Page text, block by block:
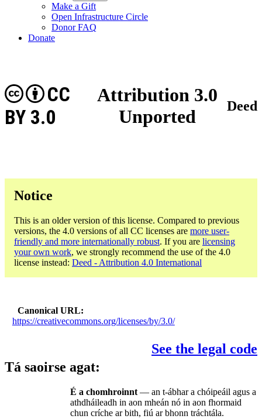
Make a Gift
Open Infrastructure Circle
Donor FAQ
Donate
Attribution 3.0
Unported
CC
BY 3.0
Deed
Notice
This is an older version of this license. Compared to previous
versions, the 4.0 versions of all CC licenses are more user-
friendly and more internationally robust. If you are licensing
your own work, we strongly recommend the use of the 4.0
license instead: Deed - Attribution 4.0 International
Canonical URL
https://creativecommons.org/licenses/by/3.0/
See the legal code
Tá saoirse agat:
É a chomhroinnt — an t-ábhar a chóipeáil agus a
athdháileadh in aon mheán nó in aon fhormaid
chun críche ar bith, fiú ar bhonn tráchtála.